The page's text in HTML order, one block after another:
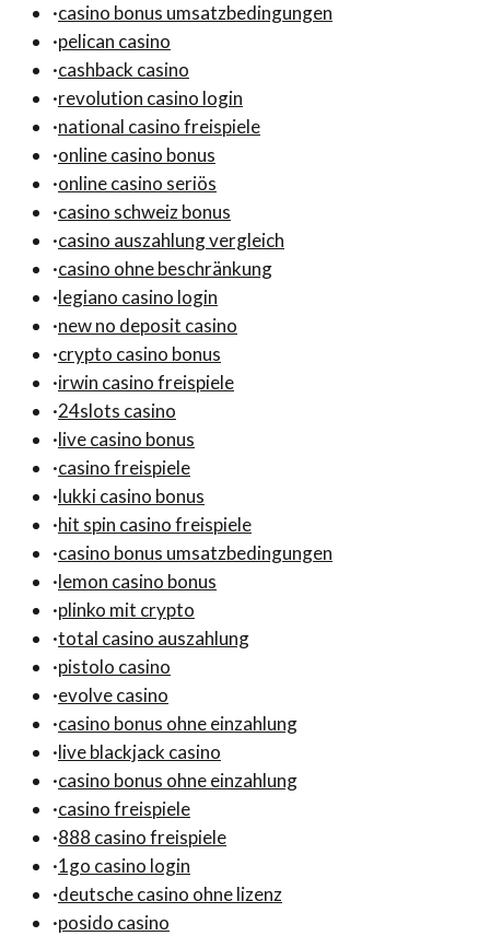
·casino bonus umsatzbedingungen
·pelican casino
·cashback casino
·revolution casino login
·national casino freispiele
·online casino bonus
·online casino seriös
·casino schweiz bonus
·casino auszahlung vergleich
·casino ohne beschränkung
·legiano casino login
·new no deposit casino
·crypto casino bonus
·irwin casino freispiele
·24slots casino
·live casino bonus
·casino freispiele
·lukki casino bonus
·hit spin casino freispiele
·casino bonus umsatzbedingungen
·lemon casino bonus
·plinko mit crypto
·total casino auszahlung
·pistolo casino
·evolve casino
·casino bonus ohne einzahlung
·live blackjack casino
·casino bonus ohne einzahlung
·casino freispiele
·888 casino freispiele
·1go casino login
·deutsche casino ohne lizenz
·posido casino